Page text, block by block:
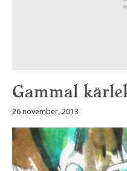
Gammal
26 november, 2013